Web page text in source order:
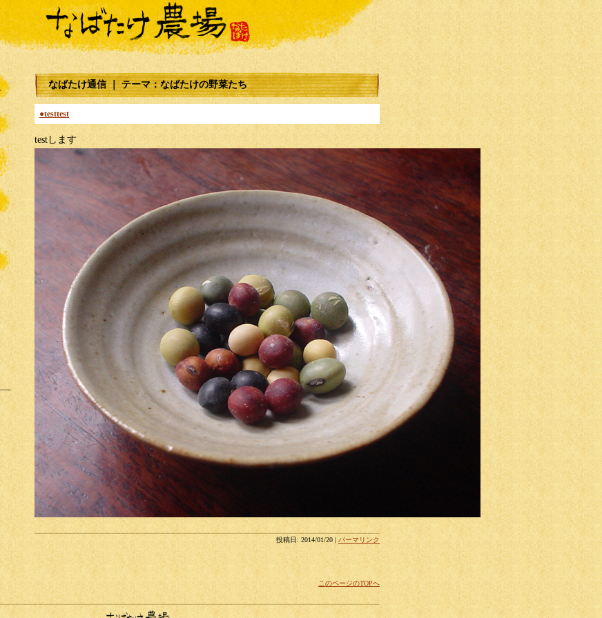
なばたけ通信 ｜ テーマ：なばたけの野菜たち
●testtest
testします
投稿日: 2014/01/20 |パーマリンク
このページのTOPへ